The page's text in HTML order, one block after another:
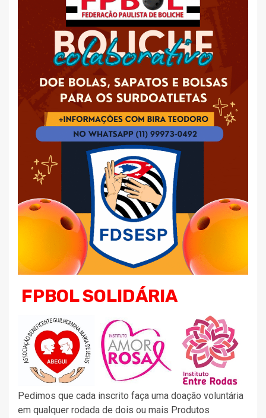
FPBOL SOLIDÁRIA
Pedimos que cada inscrito faça uma doação voluntária
em qualquer rodada de dois ou mais Produtos